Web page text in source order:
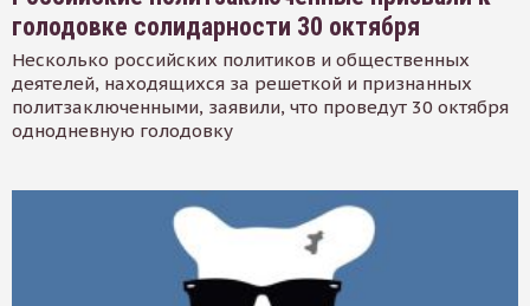
голодовке солидарности 30 октября
Несколько российских политиков и общественных
деятелей, находящихся за решеткой и признанных
политзаключенными, заявили, что проведут 30 октября
однодневную голодовку